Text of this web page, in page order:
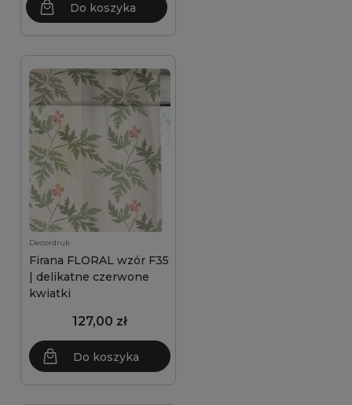
Do koszyka
Decordruk
Firana FLORAL wzór F35
| delikatne czerwone
kwiatki
127,00 zł
Do koszyka